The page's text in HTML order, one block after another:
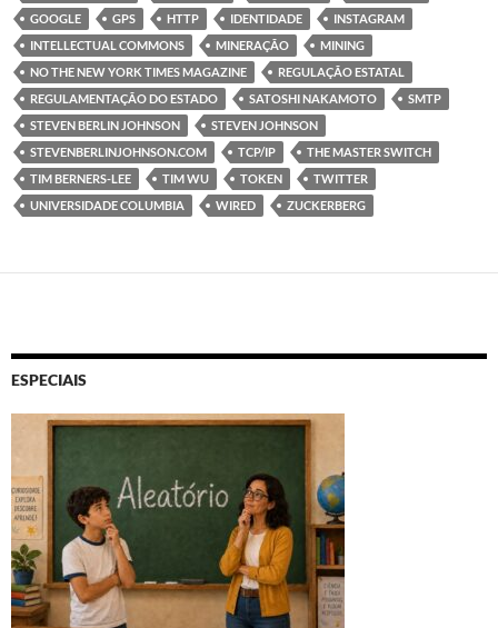
GOOGLE
GPS HTTP IDENTIDADE
INSTAGRAM
INTELLECTUAL COMMONS
MINERAÇÃO
MINING
NO THE NEW YORK TIMES MAGAZINE
REGULAÇÃO ESTATAL
REGULAMENTAÇÃO DO ESTADO
SATOSHI NAKAMOTO
SMTP
STEVEN BERLIN JOHNSON
STEVEN JOHNSON
STEVENBERLINJOHNSON.COM
TCP/IP
THE MASTER SWITCH
TIM BERNERS-LEE
TIM WU TOKEN
TWITTER
UNIVERSIDADE COLUMBIA
WIRED ZUCKERBERG
ESPECIAIS